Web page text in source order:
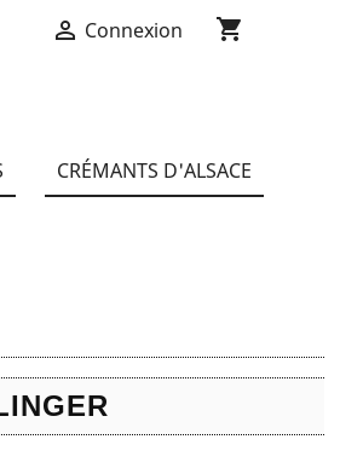
 Connexion shopping_cart
CRÉMANTS D'ALSACE